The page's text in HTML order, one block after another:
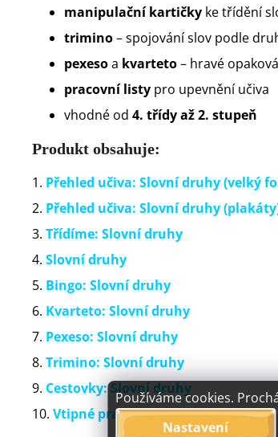
Používáme cookies.
Nastavení
manipulační kartičky ke třídění
trimino– spojování slov podle
pexesoa kvarteto– hravé
pracovní listy pro upevnění učiva
vhodné od 4. třídy až 2. stupeň
Produkt obsahuje:
1. Přehled učiva: Slovní druhy (velký
2. Přehled učiva: Slovní druhy
3. Třídíme: Slovní druhy
4. Slovní druhy
5. Bingo: Slovní druhy
6. Kvarteto: Slovní druhy
7. Pexeso: Slovní druhy
8. Trimino: Slovní druhy
9. Cestovky: Slovní druhy
10. Vtipné pracovní listy: Slovní druhy